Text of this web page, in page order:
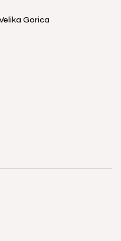
Gorica